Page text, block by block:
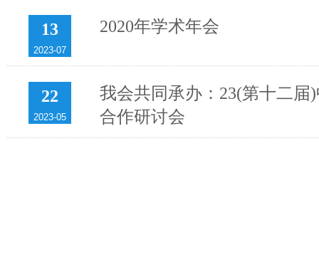
13
2023-07
2020年学术年会
22
2023-05
我会共同承办：23(第十二
合作研讨会